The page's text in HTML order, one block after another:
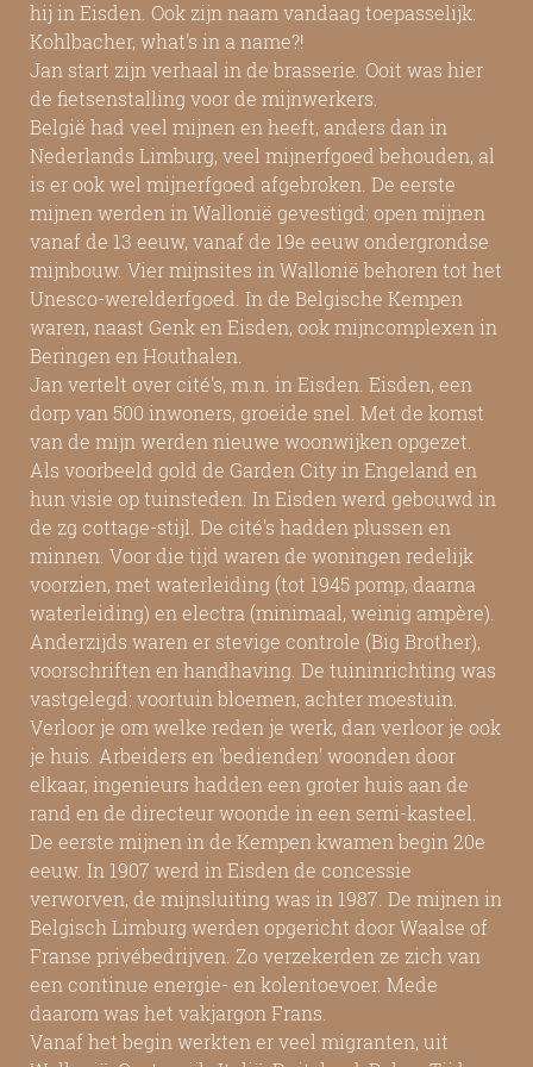
hij in Eisden. Ook zijn naam vandaag toepasselijk:
Kohlbacher, what's in a name?!
Jan start zijn verhaal in de brasserie. Ooit was hier
de fietsenstalling voor de mijnwerkers.
België had veel mijnen en heeft, anders dan in
Nederlands Limburg, veel mijnerfgoed behouden, al
is er ook wel mijnerfgoed afgebroken. De eerste
mijnen werden in Wallonië gevestigd: open mijnen
vanaf de 13 eeuw, vanaf de 19e eeuw ondergrondse
mijnbouw. Vier mijnsites in Wallonië behoren tot het
Unesco-werelderfgoed. In de Belgische Kempen
waren, naast Genk en Eisden, ook mijncomplexen in
Beringen en Houthalen.
Jan vertelt over cité's, m.n. in Eisden. Eisden, een
dorp van 500 inwoners, groeide snel. Met de komst
van de mijn werden nieuwe woonwijken opgezet.
Als voorbeeld gold de Garden City in Engeland en
hun visie op tuinsteden. In Eisden werd gebouwd in
de zg cottage-stijl. De cité's hadden plussen en
minnen. Voor die tijd waren de woningen redelijk
voorzien, met waterleiding (tot 1945 pomp, daarna
waterleiding) en electra (minimaal, weinig ampère).
Anderzijds waren er stevige controle (Big Brother),
voorschriften en handhaving. De tuininrichting was
vastgelegd: voortuin bloemen, achter moestuin.
Verloor je om welke reden je werk, dan verloor je ook
je huis. Arbeiders en 'bedienden' woonden door
elkaar, ingenieurs hadden een groter huis aan de
rand en de directeur woonde in een semi-kasteel.
De eerste mijnen in de Kempen kwamen begin 20e
eeuw. In 1907 werd in Eisden de concessie
verworven, de mijnsluiting was in 1987. De mijnen in
Belgisch Limburg werden opgericht door Waalse of
Franse privébedrijven. Zo verzekerden ze zich van
een continue energie- en kolentoevoer. Mede
daarom was het vakjargon Frans.
Vanaf het begin werkten er veel migranten, uit